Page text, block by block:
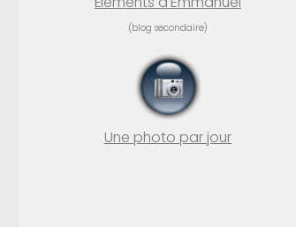
(blog secondaire)
Une photo par jour